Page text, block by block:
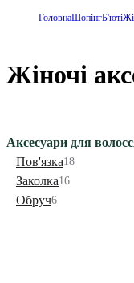
ГоловнаШопінгБ'юті
Жіночі
Аксесуари для
Пов'язка18
Заколка16
Обруч6